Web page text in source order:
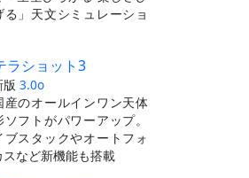
る」天文シミュレーショ
ラショット3
版 3.0o
産のオールインワン天体
ソフトがパワーアップ。
ブスタックやオートフォ
スなど新機能も搭載